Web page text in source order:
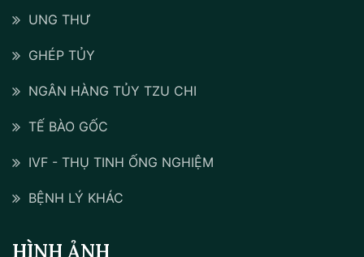
UNG THƯ
GHÉP TỦY
NGÂN HÀNG TỦY TZU CHI
TẾ BÀO GỐC
IVF - THỤ TINH ỐNG NGHIỆM
BỆNH LÝ KHÁC
HÌNH ẢNH